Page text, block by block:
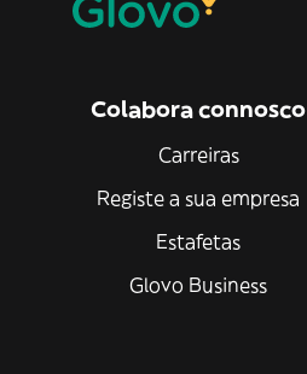
Colabora connosco
Carreiras
Registe a sua empresa
Estafetas
Glovo Business